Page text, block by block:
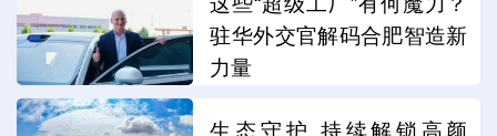
驻华外交官解码合肥智造新
力量
生态守护 持续解锁高颜